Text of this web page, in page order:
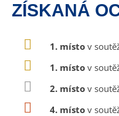
ZÍSKANÁ
1. místo v
1. místo v
2. místo v
4. místo v